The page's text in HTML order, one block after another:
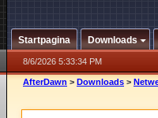
Startpagina Downloads
8/6/2026 5:33:34 PM
AfterDawn > Downloads >